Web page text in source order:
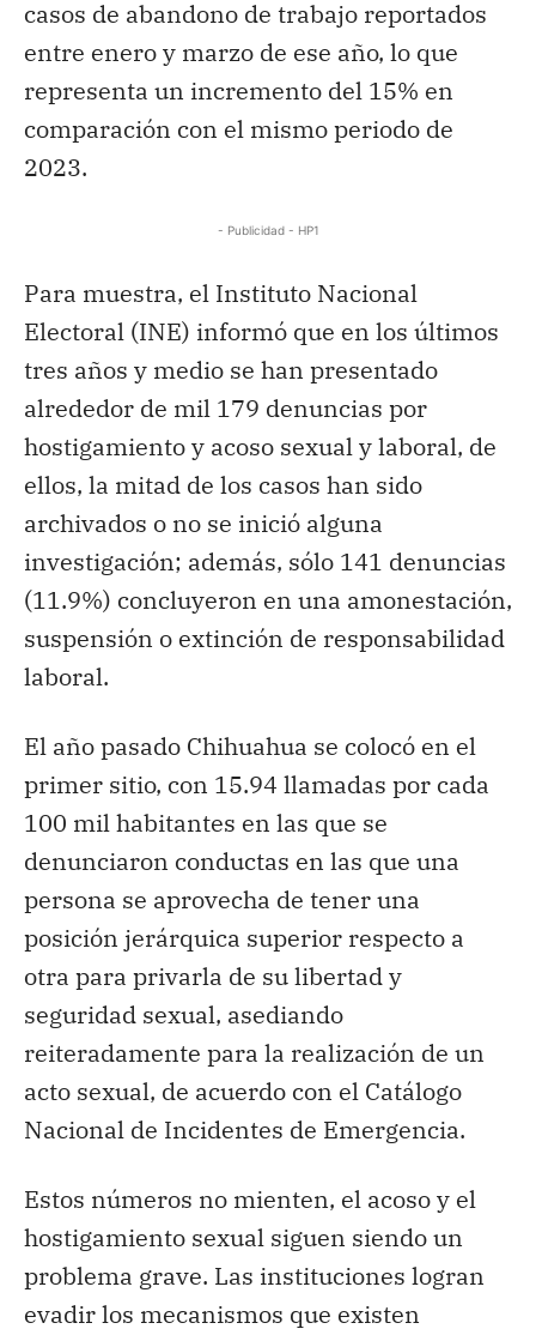
casos de abandono de trabajo reportados
entre enero y marzo de ese año, lo que
representa un incremento del 15% en
comparación con el mismo periodo de
2023.
- Publicidad - HP1
Para muestra, el Instituto Nacional
Electoral (INE) informó que en los últimos
tres años y medio se han presentado
alrededor de mil 179 denuncias por
hostigamiento y acoso sexual y laboral, de
ellos, la mitad de los casos han sido
archivados o no se inició alguna
investigación; además, sólo 141 denuncias
(11.9%) concluyeron en una amonestación,
suspensión o extinción de responsabilidad
laboral.
El año pasado Chihuahua se colocó en el
primer sitio, con 15.94 llamadas por cada
100 mil habitantes en las que se
denunciaron conductas en las que una
persona se aprovecha de tener una
posición jerárquica superior respecto a
otra para privarla de su libertad y
seguridad sexual, asediando
reiteradamente para la realización de un
acto sexual, de acuerdo con el Catálogo
Nacional de Incidentes de Emergencia.
Estos números no mienten, el acoso y el
hostigamiento sexual siguen siendo un
problema grave. Las instituciones logran
evadir los mecanismos que existen